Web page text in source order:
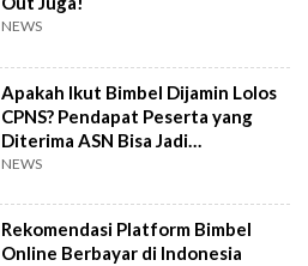
NEWS
Apakah Ikut Bimbel Dijamin Lolos
CPNS? Pendapat Peserta yang
Diterima ASN Bisa Jadi
Pertimbangan
NEWS
Rekomendasi Platform Bimbel
Online Berbayar di Indonesia